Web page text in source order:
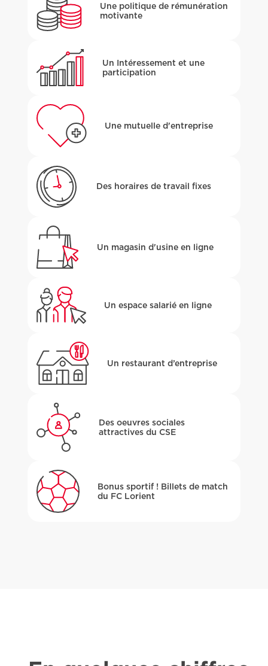
Une politique de rémunération
motivante
Un Intéressement et une
participation
Une mutuelle d'entreprise
Des horaires de travail fixes
Un magasin d'usine en ligne
Un espace salarié en ligne
Un restaurant d’entreprise
Des oeuvres sociales
attractives du CSE
Bonus sportif ! Billets de match
du FC Lorient